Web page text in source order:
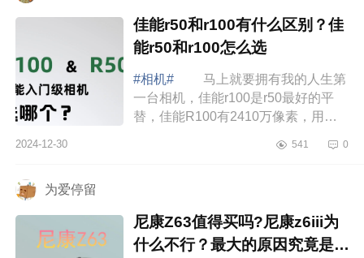
佳能r50和r100有什么区别？佳
能r50和r100怎么选
#相机#
马上就要拥有我的人生第
一台相机，佳能r100是r50最好的平
替，佳能R100有2410万像素，用来
用拍照的小相机用方便小巧。下面小
2024-12-30 541 0
为爱停留
尼康Z63值得买吗?尼康z6iii为
什么不行？最大的原因究竟是什